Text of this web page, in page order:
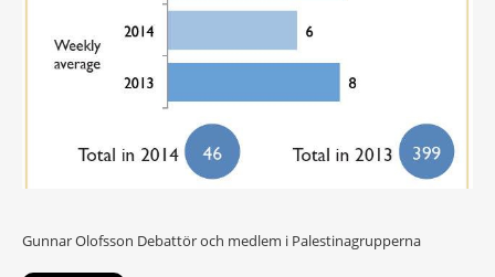
Gunnar Olofsson Debattör och medlem i Palestinagrupperna